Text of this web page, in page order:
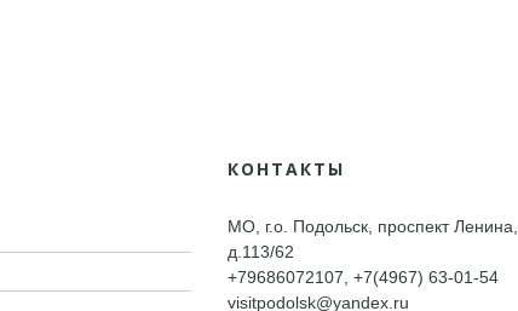
КОНТАКТЫ
МО, г.о. Подольск, проспект Ленина,
д.113/62
+79686072107, +7(4967) 63-01-54
visitpodolsk@yandex.ru